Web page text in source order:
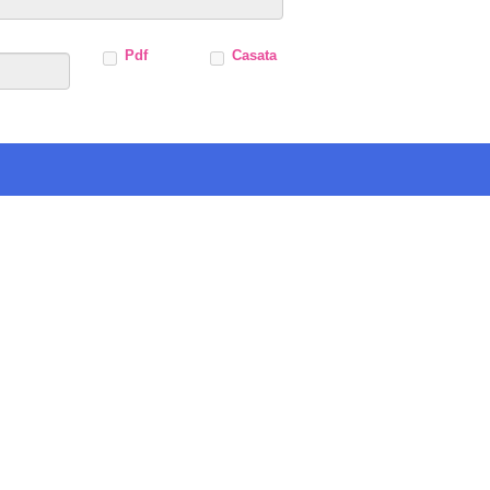
Pdf Casata